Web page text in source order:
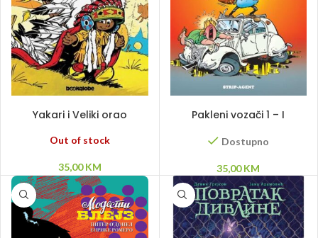
Yakari i Veliki orao
Out of stock
35,00KM
Pakleni vozači 1 – I
Dostupno
35,00KM